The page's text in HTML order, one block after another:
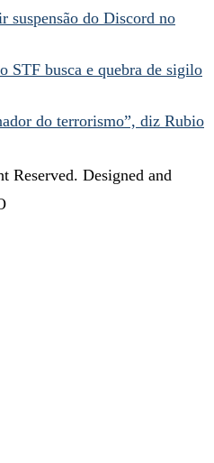
suspensão do Discord no
STF busca e quebra de sigilo
do terrorismo”, diz Rubio
Designed and